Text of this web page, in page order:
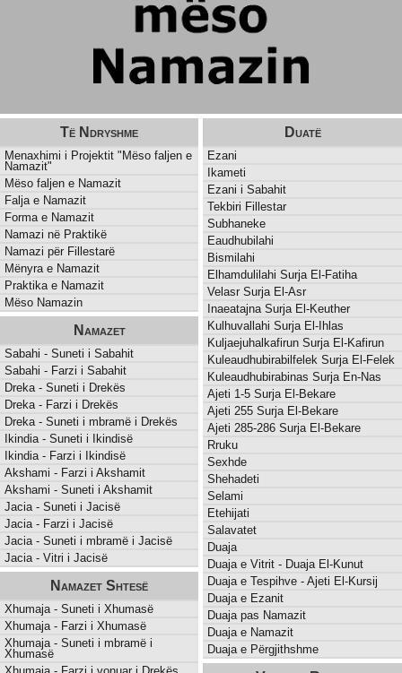
Të Ndryshme
Menaxhimi i Projektit "Mëso faljen e
Namazit"
Mëso faljen e Namazit
Falja e Namazit
Forma e Namazit
Namazi në Praktikë
Namazi për Fillestarë
Mënyra e Namazit
Praktika e Namazit
Mëso Namazin
Namazet
Sabahi - Suneti i Sabahit
Sabahi - Farzi i Sabahit
Dreka - Suneti i Drekës
Dreka - Farzi i Drekës
Dreka - Suneti i mbramë i Drekës
Ikindia - Suneti i Ikindisë
Ikindia - Farzi i Ikindisë
Akshami - Farzi i Akshamit
Akshami - Suneti i Akshamit
Jacia - Suneti i Jacisë
Jacia - Farzi i Jacisë
Jacia - Suneti i mbramë i Jacisë
Jacia - Vitri i Jacisë
Namazet Shtesë
Xhumaja - Suneti i Xhumasë
Xhumaja - Farzi i Xhumasë
Xhumaja - Suneti i mbramë i
Xhumasë
Duatë
Ezani
Ikameti
Ezani i Sabahit
Tekbiri Fillestar
Subhaneke
Eaudhubilahi
Bismilahi
Elhamdulilahi Surja El-Fatiha
Velasr Surja El-Asr
Inaeatajna Surja El-Keuther
Kulhuvallahi Surja El-Ihlas
Kuljaejuhalkafirun Surja El-Kafirun
Kuleaudhubirabilfelek Surja El-Felek
Kuleaudhubirabinas Surja En-Nas
Ajeti 1-5 Surja El-Bekare
Ajeti 255 Surja El-Bekare
Ajeti 285-286 Surja El-Bekare
Rruku
Sexhde
Shehadeti
Selami
Etehijati
Salavatet
Duaja
Duaja e Vitrit - Duaja El-Kunut
Duaja e Tespihve - Ajeti El-Kursij
Duaja e Ezanit
Duaja pas Namazit
Duaja e Namazit
Duaja e Përgjithshme